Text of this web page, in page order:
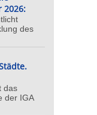
2026:
des
das
der IGA